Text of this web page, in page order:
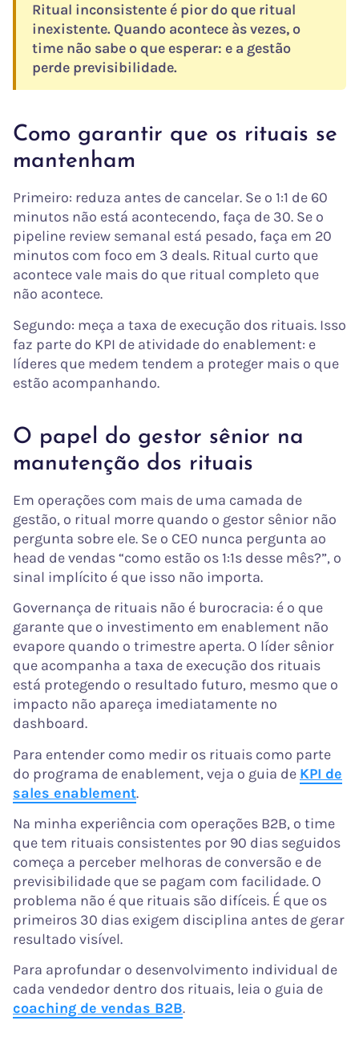
Ritual inconsistente é pior do que ritual
inexistente. Quando acontece às vezes, o
time não sabe o que esperar: e a gestão
perde previsibilidade.
Como garantir que os rituais se
mantenham
Primeiro: reduza antes de cancelar. Se o 1:1 de 60
minutos não está acontecendo, faça de 30. Se o
pipeline review semanal está pesado, faça em 20
minutos com foco em 3 deals. Ritual curto que
acontece vale mais do que ritual completo que
não acontece.
Segundo: meça a taxa de execução dos rituais. Isso
faz parte do KPI de atividade do enablement: e
líderes que medem tendem a proteger mais o que
estão acompanhando.
O papel do gestor sênior na
manutenção dos rituais
Em operações com mais de uma camada de
gestão, o ritual morre quando o gestor sênior não
pergunta sobre ele. Se o CEO nunca pergunta ao
head de vendas “como estão os 1:1s desse mês?”, o
sinal implícito é que isso não importa.
Governança de rituais não é burocracia: é o que
garante que o investimento em enablement não
evapore quando o trimestre aperta. O líder sênior
que acompanha a taxa de execução dos rituais
está protegendo o resultado futuro, mesmo que o
impacto não apareça imediatamente no
dashboard.
Para entender como medir os rituais como parte
do programa de enablement, veja o guia de KPI de
sales enablement.
Na minha experiência com operações B2B, o time
que tem rituais consistentes por 90 dias seguidos
começa a perceber melhoras de conversão e de
previsibilidade que se pagam com facilidade. O
problema não é que rituais são difíceis. É que os
primeiros 30 dias exigem disciplina antes de gerar
resultado visível.
Para aprofundar o desenvolvimento individual de
cada vendedor dentro dos rituais, leia o guia de
coaching de vendas B2B.